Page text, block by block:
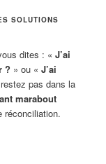
SOLUTIONS
dites : «J’ai
? » ou «J’ai
pas dans la
marabout
réconciliation.